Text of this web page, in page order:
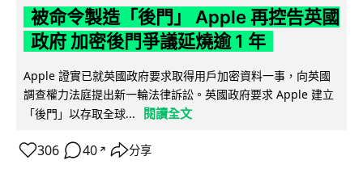
被命令製造「後門」 Apple 再控告英國
政府 加密後門爭議延燒逾 1 年
Apple 證實已就英國政府要求取得用戶加密資料一事，向英國
調查權力法庭提出新一輪法律訴訟。英國政府要求 Apple 建立
「後門」以存取全球...
閱讀全文
306 40 ↗ 分享